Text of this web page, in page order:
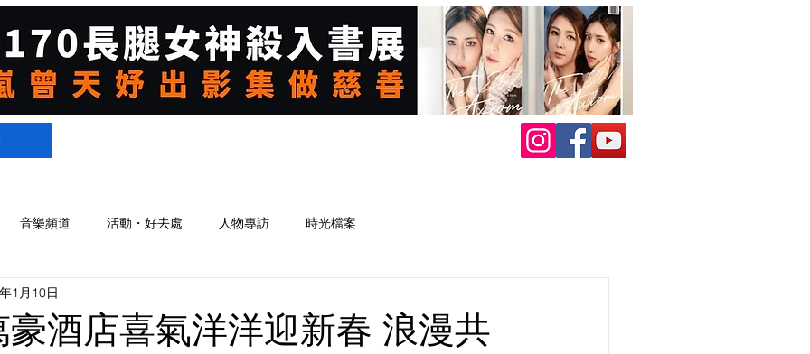
音樂頻道 活動・好去處 人物專訪 時光檔案
酒店喜氣洋洋迎新春 浪漫共
1月10日